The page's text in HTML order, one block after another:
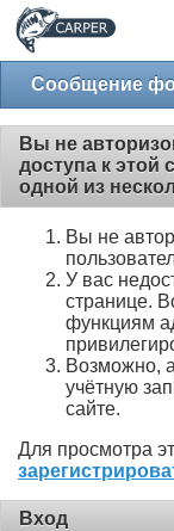
Сообщение
Вы не
доступа к этой
одной из
Вы не
У вас
странице.
функциям
Возможно,
учётную
сайте.
Для просмотра
Вход